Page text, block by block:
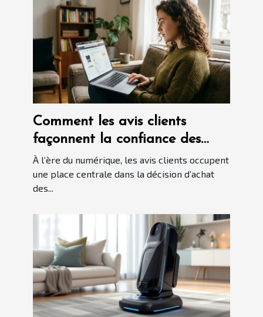
Comment les avis clients
façonnent la confiance des
consommateurs en ligne ?
À l’ère du numérique, les avis clients occupent
une place centrale dans la décision d’achat
des...